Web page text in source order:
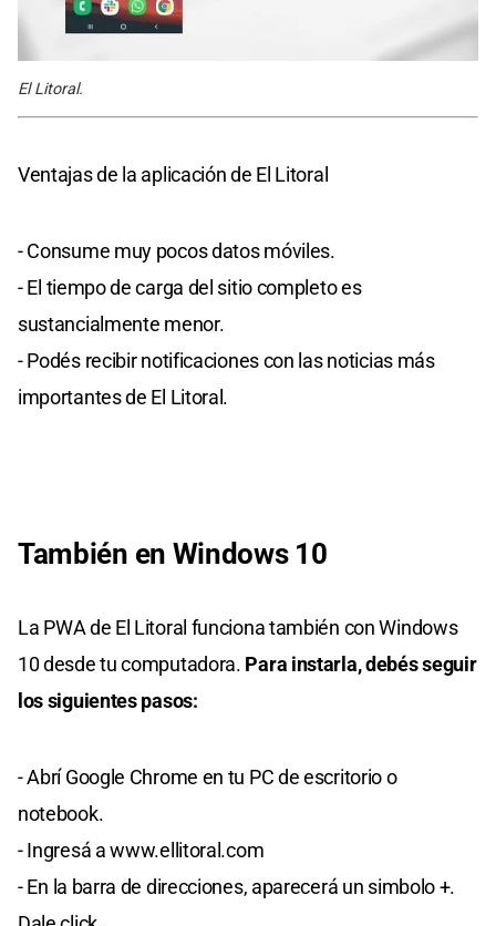
El Litoral.
Ventajas de la aplicación de El Litoral
- Consume muy pocos datos móviles.
- El tiempo de carga del sitio completo es
sustancialmente menor.
- Podés recibir notificaciones con las noticias más
importantes de El Litoral.
También en Windows 10
La PWA de El Litoral funciona también con Windows
10 desde tu computadora. Para instarla, debés seguir
los siguientes pasos:
- Abrí Google Chrome en tu PC de escritorio o
notebook.
- Ingresá a www.ellitoral.com
- En la barra de direcciones, aparecerá un simbolo +.